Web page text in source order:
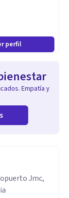
perfil
Empatía y
Jmc,